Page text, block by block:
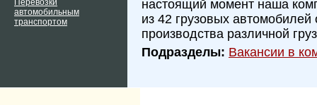
Перевозки
автомобильным
транспортом
настоящий момент наша
из 42 грузовых автомобилей
производства различной
Подразделы: Вакансии в